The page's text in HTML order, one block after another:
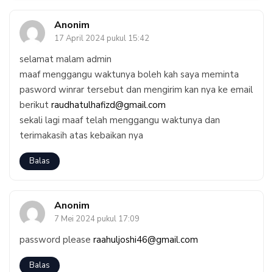
Anonim
17 April 2024 pukul 15:42
selamat malam admin
maaf menggangu waktunya boleh kah saya meminta
pasword winrar tersebut dan mengirim kan nya ke email
berikut raudhatulhafizd@gmail.com
sekali lagi maaf telah menggangu waktunya dan
terimakasih atas kebaikan nya
Balas
Anonim
7 Mei 2024 pukul 17:09
password please raahuljoshi46@gmail.com
Balas